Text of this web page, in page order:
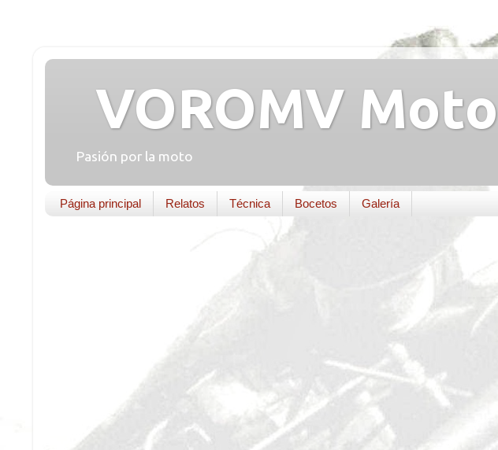
VOROMV Moto
Pasión por la moto
Página principal Relatos Técnica Bocetos Galería